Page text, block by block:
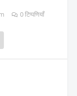
0 टिप्पणियाँ